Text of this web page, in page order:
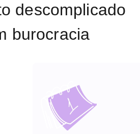
descomplicado
burocracia